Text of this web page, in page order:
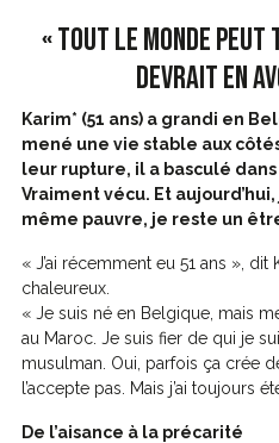
« TOUT LE MONDE PEUT
DEVRAIT EN
Karim* (51 ans) a grandi en
mené une vie stable aux
leur rupture, il a basculé
Vraiment vécu. Et
même pauvre, je reste un
« J’ai récemment eu 51 ans »,
chaleureux.
« Je suis né en Belgique, mais
au Maroc. Je suis fier de qui je
musulman. Oui, parfois ça crée
l’accepte pas. Mais j’ai toujours
De l’aisance à la précarité